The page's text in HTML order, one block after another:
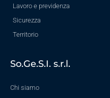
Lavoro e previdenza
Sicurezza
Territorio
So.Ge.S.I. s.r.l.
Chi siamo